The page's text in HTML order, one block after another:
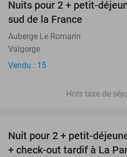
Nuits pour 2 + petit-
sud de la France
Auberge Le Romarin
Valgorge
Vendu : 15
Hors taxe de
Nuit pour 2 + petit-
+ check-out tardif à La